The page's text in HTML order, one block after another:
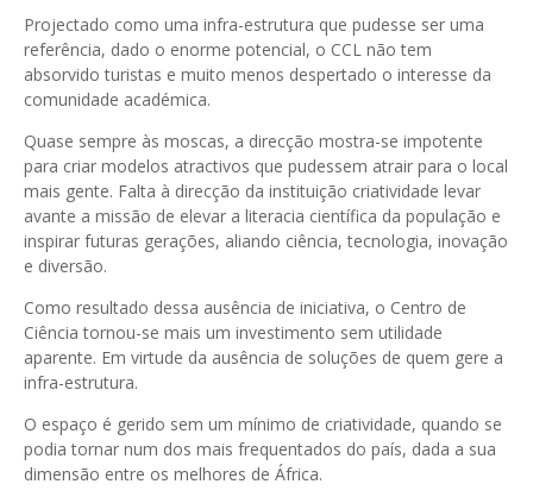
Projectado como uma infra-estrutura que pudesse ser uma
referência, dado o enorme potencial, o CCL não tem
absorvido turistas e muito menos despertado o interesse da
comunidade académica.
Quase sempre às moscas, a direcção mostra-se impotente
para criar modelos atractivos que pudessem atrair para o local
mais gente. Falta à direcção da instituição criatividade levar
avante a missão de elevar a literacia científica da população e
inspirar futuras gerações, aliando ciência, tecnologia, inovação
e diversão.
Como resultado dessa ausência de iniciativa, o Centro de
Ciência tornou-se mais um investimento sem utilidade
aparente. Em virtude da ausência de soluções de quem gere a
infra-estrutura.
O espaço é gerido sem um mínimo de criatividade, quando se
podia tornar num dos mais frequentados do país, dada a sua
dimensão entre os melhores de África.